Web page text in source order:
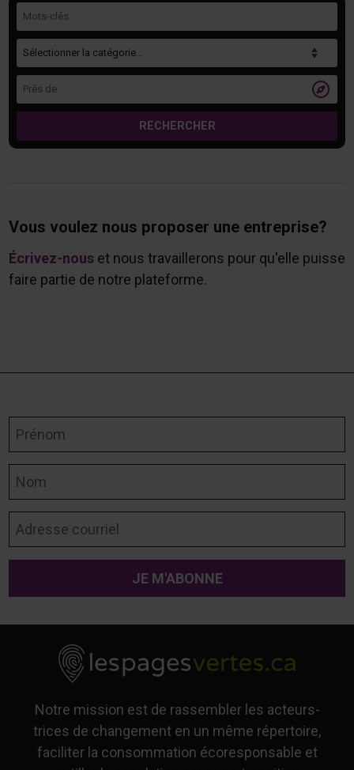

RECHERCHER
Vous voulez nous proposer une entreprise?
Écrivez-nouset nous travaillerons pour qu'elle puisse
faire partie de notre plateforme.
Notre mission est de rassembler les acteurs-
trices de changement en un même répertoire,
faciliter la consommation écoresponsable et